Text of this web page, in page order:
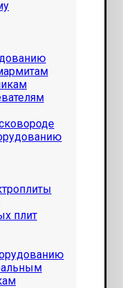
плит